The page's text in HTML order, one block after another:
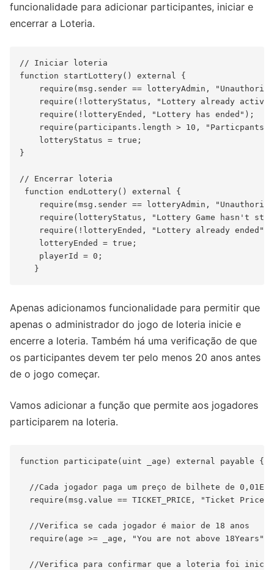
funcionalidade para adicionar participantes, iniciar e
encerrar a Loteria.
// Iniciar loteria
function startLottery() external {
require(msg.sender == lotteryAdmin,
require(!lotteryStatus, "Lottery already
    require(!lotteryEnded, "Lottery has ended");
require(participants.length > 10, "Particpants
    lotteryStatus = true;
}
// Encerrar loteria
function endLottery() external {
require(msg.sender == lotteryAdmin,
require(lotteryStatus, "Lottery Game hasn't
    require(!lotteryEnded, "Lottery already ended");
    lotteryEnded = true;
    playerId = 0;
Apenas adicionamos funcionalidade para permitir que
apenas o administrador do jogo de loteria inicie e
encerre a loteria. Também há uma verificação de que
os participantes devem ter pelo menos 20 anos antes
de o jogo começar.
Vamos adicionar a função que permite aos jogadores
participarem na loteria.
function participate(uint _age) external payable {
  //Cada jogador paga um preço de bilhete de 0,01ETH
require(msg.value == TICKET_PRICE, "Ticket Price
  //Verifica se cada jogador é maior de 18 anos
  require(age >= _age, "You are not above 18Years");
//Verifica para confirmar que a loteria foi